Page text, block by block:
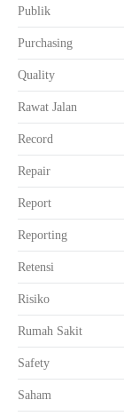
Publik
Purchasing
Quality
Rawat Jalan
Record
Repair
Report
Reporting
Retensi
Risiko
Rumah Sakit
Safety
Saham